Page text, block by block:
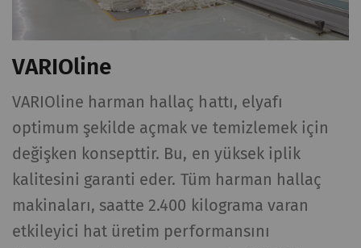
VARIOline
VARIOline harman hallaç hattı, elyafı
optimum şekilde açmak ve temizlemek için
değişken konsepttir. Bu, en yüksek iplik
kalitesini garanti eder. Tüm harman hallaç
makinaları, saatte 2.400 kilograma varan
etkileyici hat üretim performansını
Sayfalarımıza video
yerleştirmek için
YouTube kullanımına
otomatik olarak
çerezleri ayarlayıp
verileri aktaracağını
lütfen unutmayın Bu
etkinleştirirseniz
tarayıcınızı (en azından
1 yıl HTTP